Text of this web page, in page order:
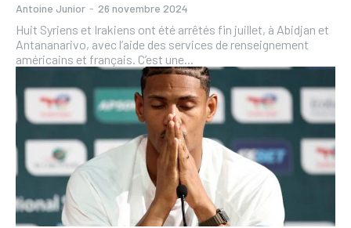
Antoine Junior - 26 novembre 2024
Huit Syriens et Irakiens ont été arrêtés fin juillet, à Abidjan et
Antananarivo, avec l’aide des services de renseignement
américains et français. C’est une...